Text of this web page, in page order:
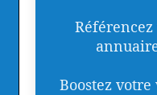
Boostez